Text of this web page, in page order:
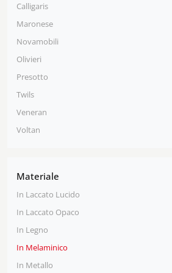
Calligaris
Maronese
Novamobili
Olivieri
Presotto
Twils
Veneran
Voltan
Materiale
In Laccato Lucido
In Laccato Opaco
In Legno
In Melaminico
In Metallo